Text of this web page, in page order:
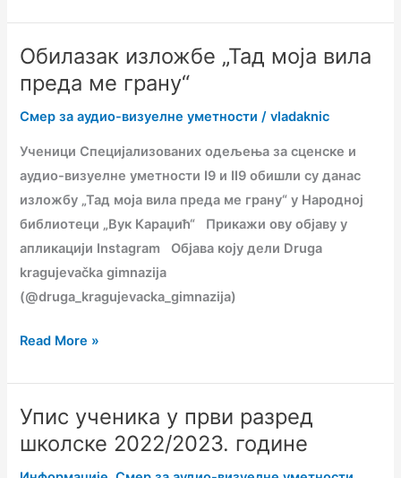
Обилазак изложбе „Тад моја вила
преда ме грану“
Смер за аудио-визуелне уметности /vladaknic
Ученици Специјализованих одељења за сценске и
аудио-визуелне уметности I9 и II9 обишли су данас
изложбу „Тад моја вила преда ме грану“ у Народној
библиотеци „Вук Караџић“ Прикажи ову објаву у
апликацији Instagram Објава коју дели Druga
kragujevačka gimnazija
(@druga_kragujevacka_gimnazija)
Обилазак
изложбе
моја
вила
преда
ме
грану“
Read More »
Упис ученика у први разред
школске 2022/2023. године
Упис
ученика